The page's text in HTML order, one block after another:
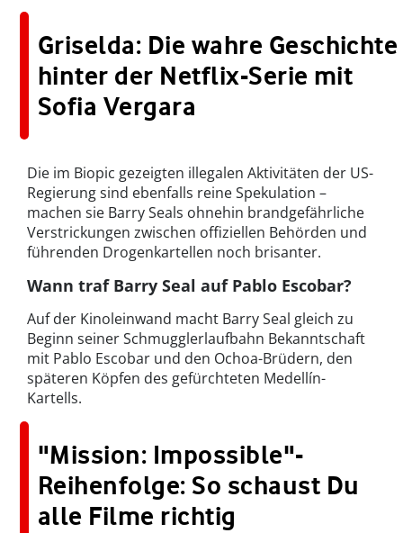
Griselda: Die wahre Geschichte
hinter der Netflix-Serie mit
Sofia Vergara
Die im Biopic gezeigten illegalen Aktivitäten der US-
Regierung sind ebenfalls reine Spekulation –
machen sie Barry Seals ohnehin brandgefährliche
Verstrickungen zwischen offiziellen Behörden und
führenden Drogenkartellen noch brisanter.
Wann traf Barry Seal auf Pablo Escobar?
Auf der Kinoleinwand macht Barry Seal gleich zu
Beginn seiner Schmugglerlaufbahn Bekanntschaft
mit Pablo Escobar und den Ochoa-Brüdern, den
späteren Köpfen des gefürchteten Medellín-
Kartells.
"Mission: Impossible"-
Reihenfolge: So schaust Du
alle Filme richtig